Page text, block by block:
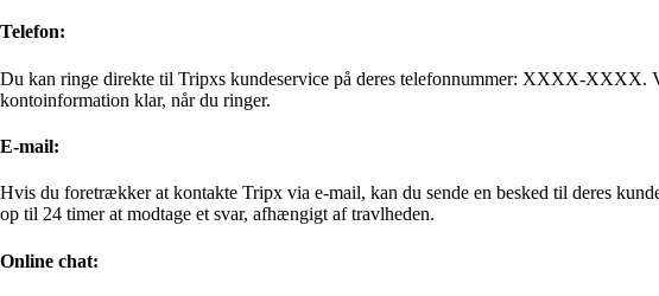
Telefon:
Du kan ringe direkte til Tripxs kundeservice på deres telefonnummer: XXXX-XXXX.
kontoinformation klar, når du ringer.
E-mail:
Hvis du foretrækker at kontakte Tripx via e-mail, kan du sende en besked til deres
op til 24 timer at modtage et svar, afhængigt af travlheden.
Online chat: